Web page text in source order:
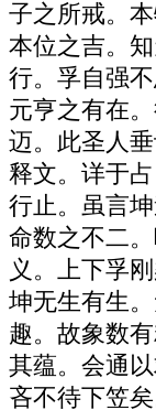
子之所戒。
本位之吉。
行。孚自强
元亨之有在
迈。此圣人
释文。详于
行止。虽言
命数之不二
义。上下孚
坤无生有生
趣。故象数
其蕴。会通
吝不待下笠矣